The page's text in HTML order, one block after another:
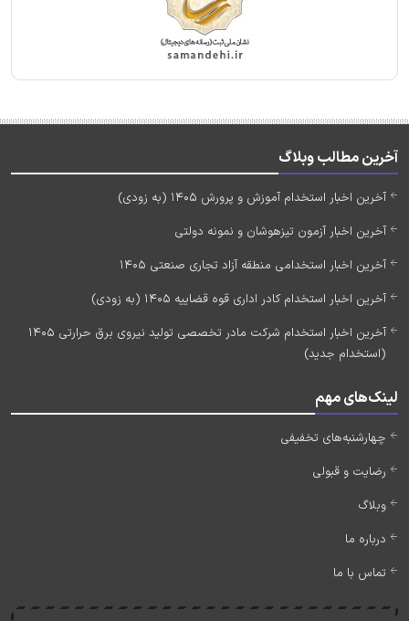
آخرین مطالب وبلاگ
آخرین اخبار استخدام آموزش و پرورش 1405 (به زودی)
آخرین اخبار آزمون تیزهوشان و نمونه دولتی
آخرین اخبار استخدامی منطقه آزاد تجاری صنعتی 1405
آخرین اخبار استخدام کادر اداری قوه قضاییه 1405 (به زودی)
آخرین اخبار استخدام شرکت مادر تخصصی تولید نیروی برق حرارتی 1405
(استخدام جدید)
لینک‌های مهم
چهارشنبه‌های تخفیفی
رضایت و قبولی
وبلاگ
درباره ما
تماس با ما